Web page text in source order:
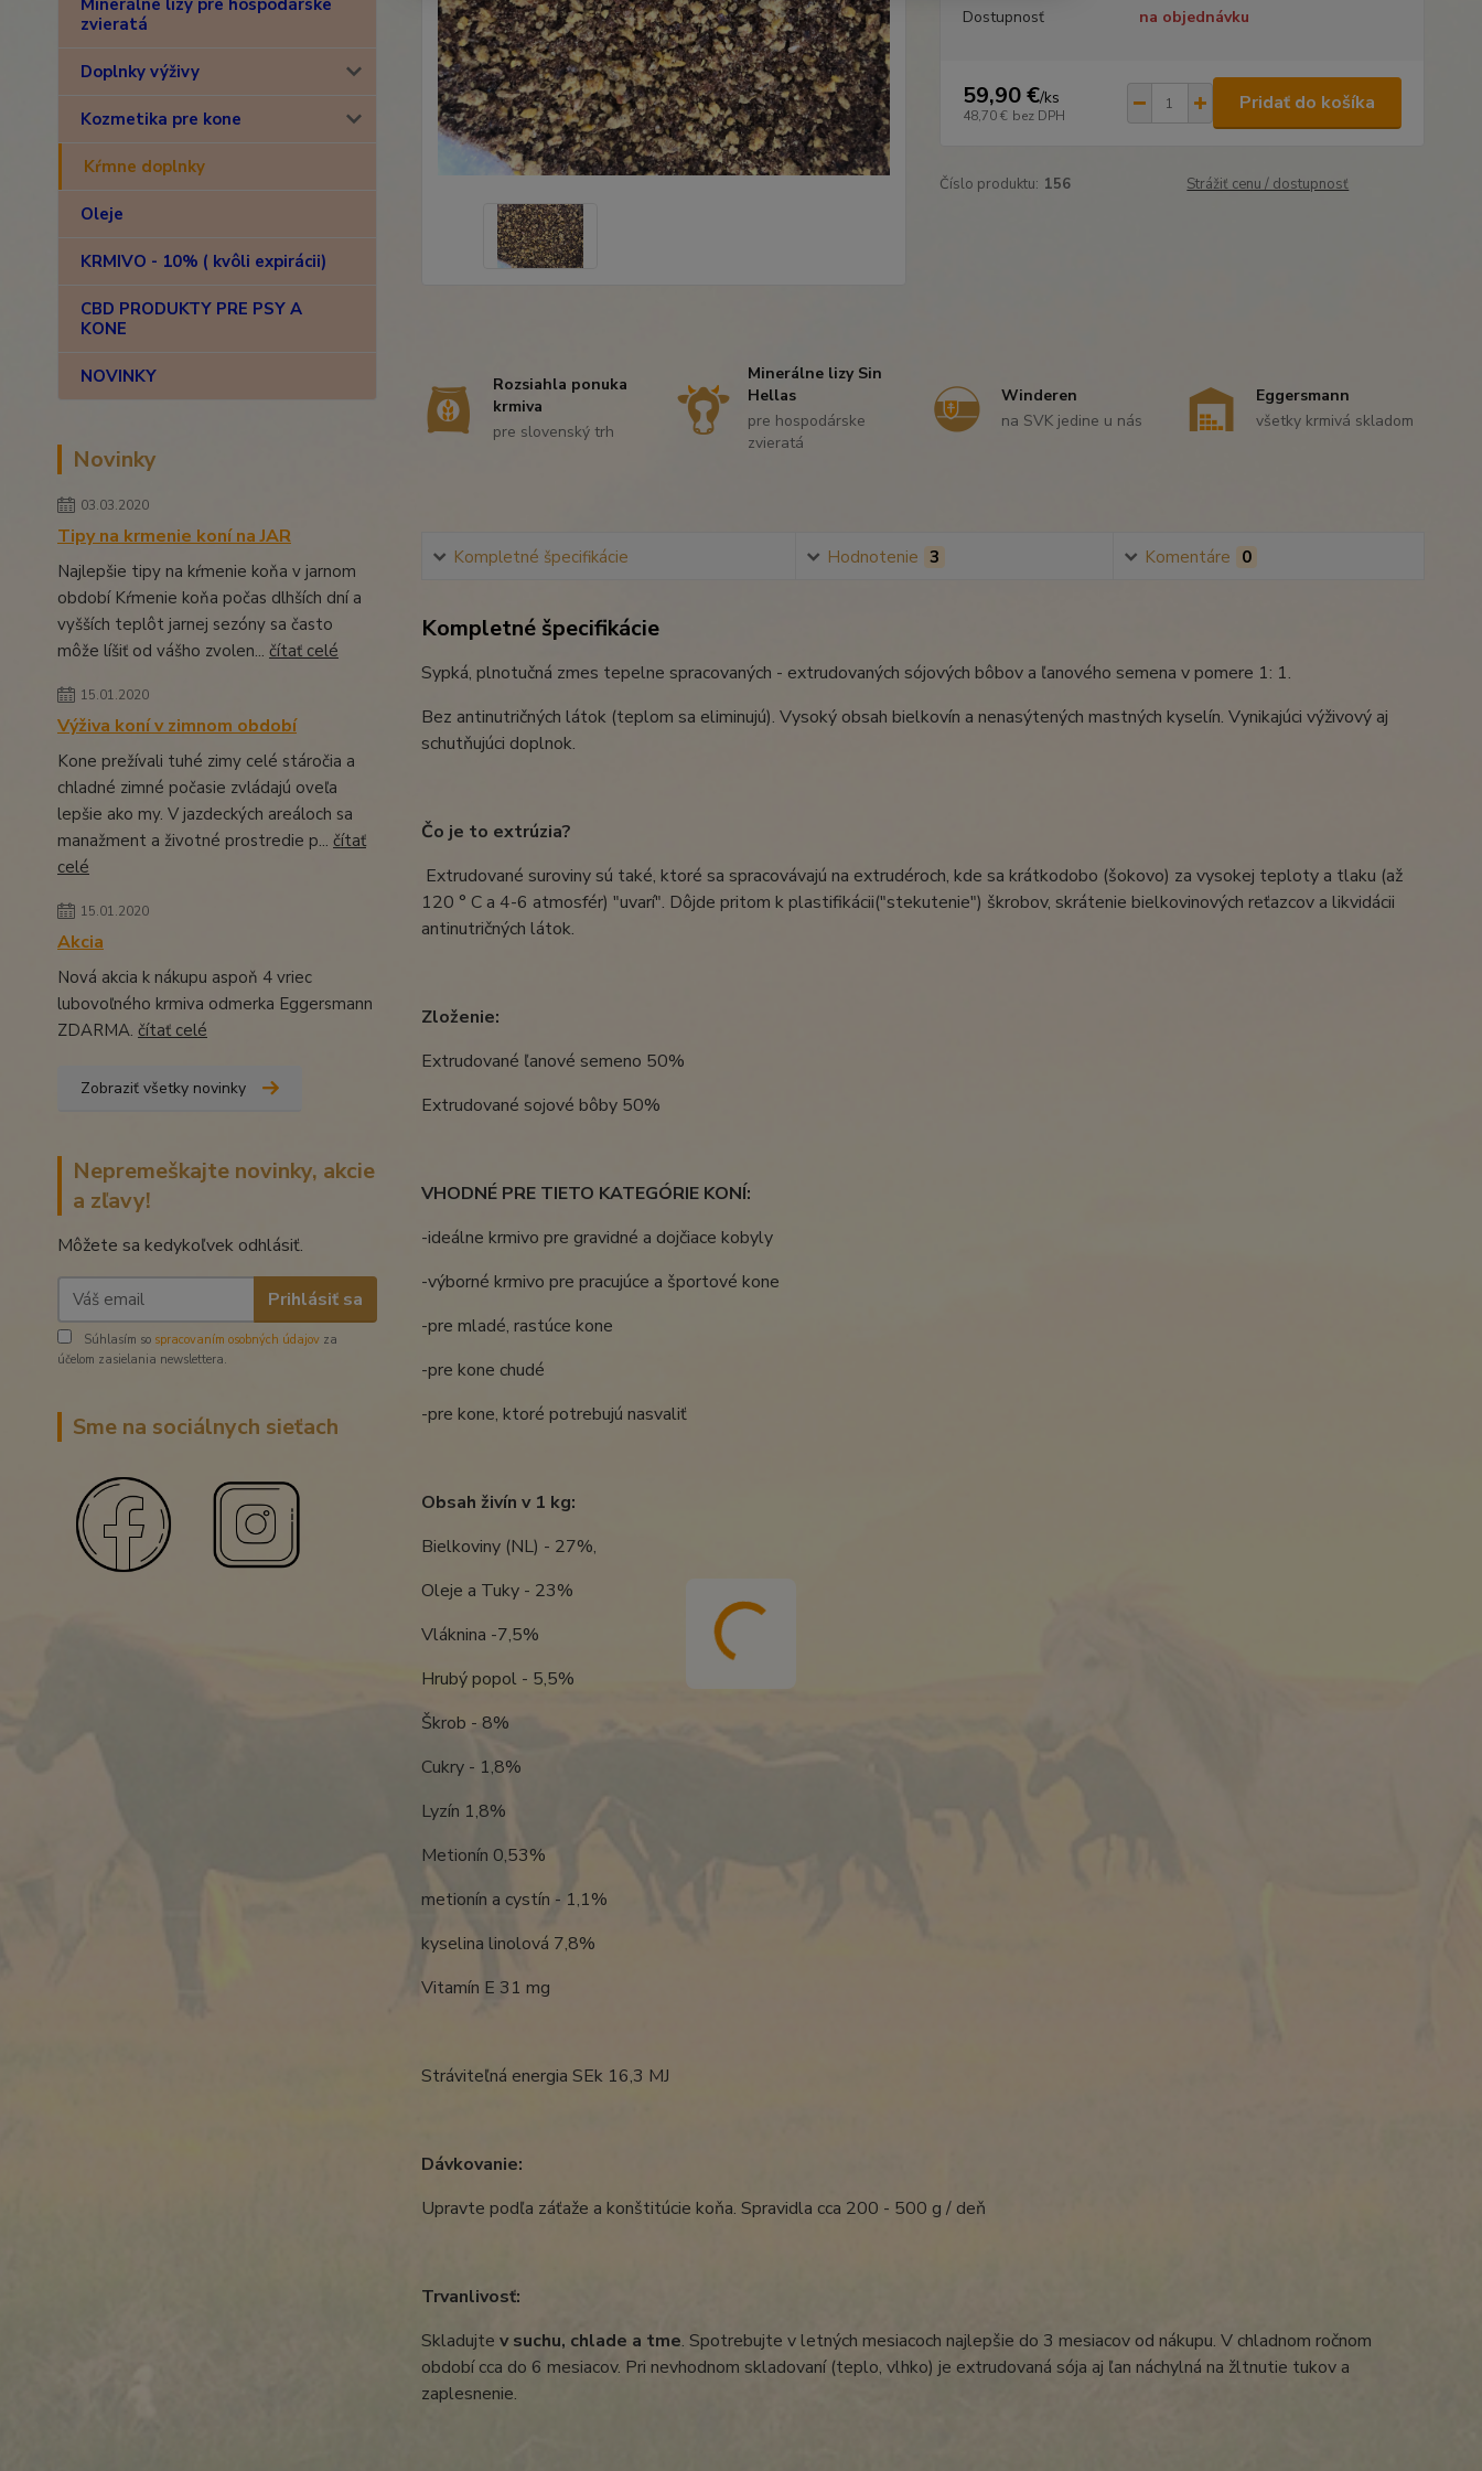
Minerálne lizy pre hospodárske
zvieratá
Doplnky výživy
Kozmetika pre kone
Kŕmne doplnky
Oleje
KRMIVO - 10% ( kvôli expirácii)
CBD PRODUKTY PRE PSY A
KONE
NOVINKY
Novinky
03.03.2020
Tipy na krmenie koní na JAR
Najlepšie tipy na kŕmenie koňa v jarnom
období Kŕmenie koňa počas dlhších dní a
vyšších teplôt jarnej sezóny sa často
môže líšiť od vášho zvolen... čítať celé
15.01.2020
Výživa koní v zimnom období
Kone prežívali tuhé zimy celé stáročia a
chladné zimné počasie zvládajú oveľa
lepšie ako my. V jazdeckých areáloch sa
manažment a životné prostredie p... čítať
celé
15.01.2020
Akcia
Nová akcia k nákupu aspoň 4 vriec
lubovoľného krmiva odmerka Eggersmann
ZDARMA. čítať celé
Zobraziť všetky novinky
Nepremeškajte novinky, akcie
a zľavy!
Môžete sa kedykoľvek odhlásiť.
Prihlásiť sa
Súhlasím so spracovaním osobných údajov za
účelom zasielania newslettera.
Sme na sociálnych sieťach
Dostupnosť na objednávku
59,90 €/ks
48,70 € bez DPH
Pridať do košíka
Číslo produktu: 156 Strážiť cenu / dostupnosť
Rozsiahla ponuka
krmiva
pre slovenský trh
Minerálne lizy Sin
Hellas
pre hospodárske
zvieratá
Winderen
na SVK jedine u nás
Eggersmann
všetky krmivá skladom
Kompletné špecifikácie Hodnotenie 3 Komentáre 0
Kompletné špecifikácie
Sypká, plnotučná zmes tepelne spracovaných - extrudovaných sójových bôbov a ľanového semena v pomere 1: 1.
Bez antinutričných látok (teplom sa eliminujú). Vysoký obsah bielkovín a nenasýtených mastných kyselín. Vynikajúci výživový aj
schutňujúci doplnok.
Čo je to extrúzia?
Extrudované suroviny sú také, ktoré sa spracovávajú na extrudéroch, kde sa krátkodobo (šokovo) za vysokej teploty a tlaku (až
120 ° C a 4-6 atmosfér) "uvarí". Dôjde pritom k plastifikácii("stekutenie") škrobov, skrátenie bielkovinových reťazcov a likvidácii
antinutričných látok.
Zloženie:
Extrudované ľanové semeno 50%
Extrudované sojové bôby 50%
VHODNÉ PRE TIETO KATEGÓRIE KONÍ:
-ideálne krmivo pre gravidné a dojčiace kobyly
-výborné krmivo pre pracujúce a športové kone
-pre mladé, rastúce kone
-pre kone chudé
-pre kone, ktoré potrebujú nasvaliť
Obsah živín v 1 kg:
Bielkoviny (NL) - 27%,
Oleje a Tuky - 23%
Vláknina -7,5%
Hrubý popol - 5,5%
Škrob - 8%
Cukry - 1,8%
Lyzín 1,8%
Metionín 0,53%
metionín a cystín - 1,1%
kyselina linolová 7,8%
Vitamín E 31 mg
Stráviteľná energia SEk 16,3 MJ
Dávkovanie:
Upravte podľa záťaže a konštitúcie koňa. Spravidla cca 200 - 500 g / deň
Trvanlivosť:
Skladujte v suchu, chlade a tme. Spotrebujte v letných mesiacoch najlepšie do 3 mesiacov od nákupu. V chladnom ročnom
období cca do 6 mesiacov. Pri nevhodnom skladovaní (teplo, vlhko) je extrudovaná sója aj ľan náchylná na žltnutie tukov a
zaplesnenie.